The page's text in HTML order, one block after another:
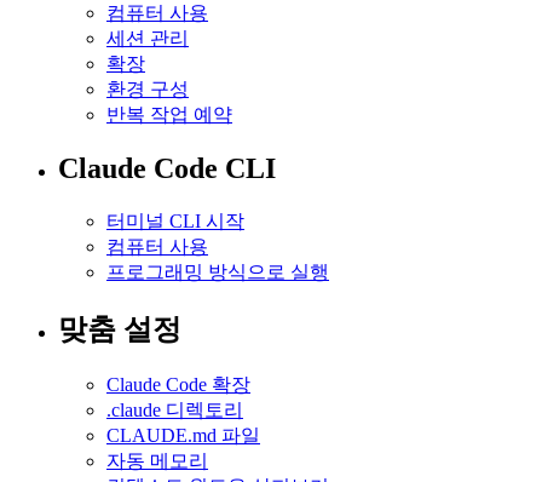
컴퓨터 사용
세션 관리
확장
환경 구성
반복 작업 예약
Claude Code CLI
터미널 CLI 시작
컴퓨터 사용
프로그래밍 방식으로 실행
맞춤 설정
Claude Code 확장
.claude 디렉토리
CLAUDE.md 파일
자동 메모리